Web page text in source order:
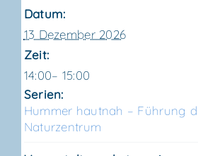
Datum:
13 Dezember 2026
Zeit:
14:00– 15:00
Serien:
Hum­mer haut­nah – Füh­rung
Naturzentrum